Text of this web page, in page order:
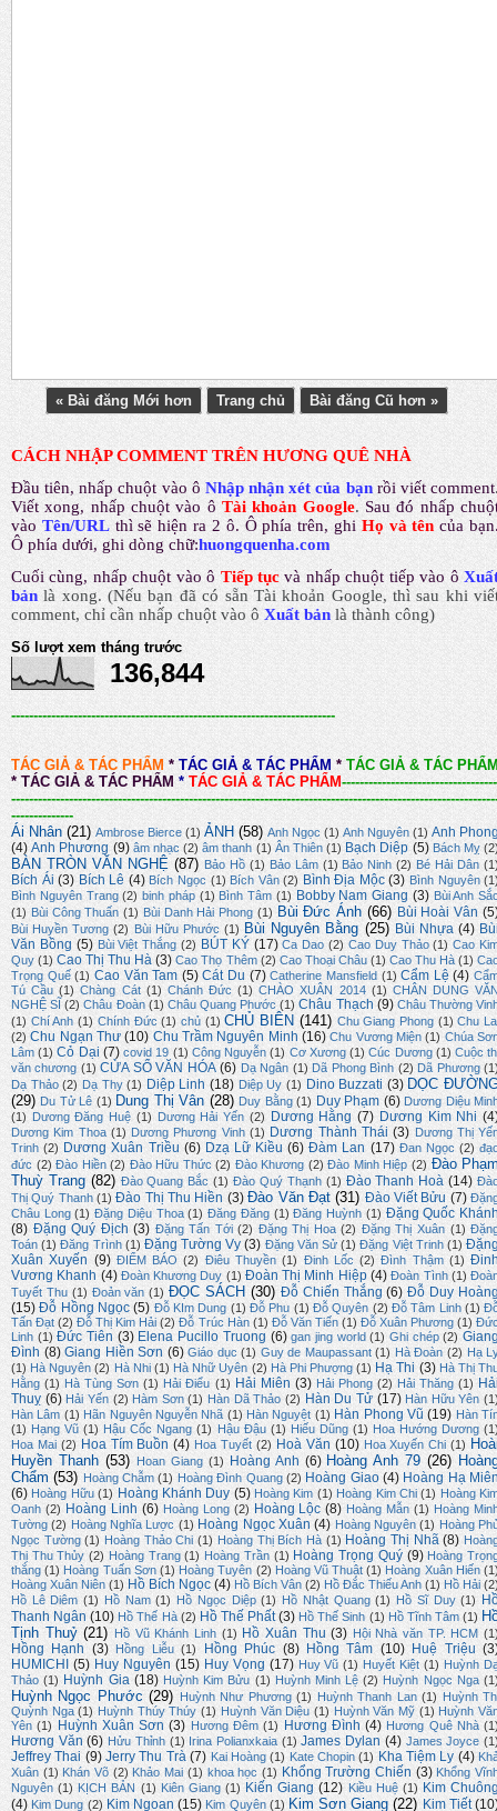
« Bài đăng Mới hơn Trang chủ Bài đăng Cũ hơn »
CÁCH NHẬP COMMENT TRÊN HƯƠNG QUÊ NHÀ
Đầu tiên, nhấp chuột vào ô Nhập nhận xét của bạn rồi viết comment
Viết xong, nhấp chuột vào ô Tài khoản Google. Sau đó nhấp
vào Tên/URL thì sẽ hiện ra 2 ô. Ô phía trên, ghi Họ và tên của
Ô phía dưới, ghi dòng chữ:huongquenha.com
Cuối cùng, nhấp chuột vào ô Tiếp tục và nhấp chuột tiếp vào ô
bản là xong.(Nếu bạn đã có sẵn Tài khoản Google, thì sau khi
comment, chỉ cần nhấp chuột vào ô Xuất bản là thành công)
Số lượt xem tháng trước
136,844
-------------------------------------------------------------------------
TÁC GIẢ & TÁC PHẨM * TÁC GIẢ & TÁC PHẨM * TÁC GIẢ & TÁC
* TÁC GIẢ & TÁC PHẨM * TÁC GIẢ & TÁC PHẨM-----------------------------------
--------------
Ái Nhân (21) Ambrose Bierce (1) ẢNH (58) Anh Ngọc (1) Anh Nguyên (1) Anh
(4) Anh Phương (9) âm nhạc (2) âm thanh (1) Ân Thiên (1) Bạch Diệp (5) Bách Mỵ
BÀN TRÒN VĂN NGHỆ (87) Bảo Hồ (1) Bảo Lâm (1) Bảo Ninh (2) Bé Hải Dân
Bích Ái (3) Bích Lê (4) Bích Ngọc (1) Bích Vân (2) Bình Địa Mộc (3) Bình Nguyên
Bình Nguyên Trang (2) binh pháp (1) Bình Tâm (1) Bobby Nam Giang (3) Bùi Anh
(1) Bùi Công Thuấn (1) Bùi Danh Hải Phong (1) Bùi Đức Ánh (66) Bùi Hoài Vân
Bùi Huyền Tương (2) Bùi Hữu Phước (1) Bùi Nguyên Bằng (25) Bùi Nhựa (4)
Văn Bồng (5) Bùi Việt Thắng (2) BÚT KÝ (17) Ca Dao (2) Cao Duy Thảo (1) Cao
Quy (1) Cao Thị Thu Hà (3) Cao Thọ Thêm (2) Cao Thoại Châu (1) Cao Thu Hà (1)
Trọng Quế (1) Cao Văn Tam (5) Cát Du (7) Catherine Mansfield (1) Cẩm Lệ (4)
Tú Cầu (1) Chàng Cát (1) Chánh Đức (1) CHÀO XUÂN 2014 (1) CHÂN DUNG
NGHỆ SĨ (2) Châu Đoàn (1) Châu Quang Phước (1) Châu Thạch (9) Châu Thường
(1) Chí Anh (1) Chính Đức (1) chủ (1) CHỦ BIÊN (141) Chu Giang Phong (1) Chu
(2) Chu Ngạn Thư (10) Chu Trầm Nguyên Minh (16) Chu Vương Miện (1) Chúa
Lâm (1) Cỏ Dại (7) covid 19 (1) Công Nguyễn (1) Cơ Xương (1) Cúc Dương (1) Cuộc
văn chương (1) CỬA SỔ VĂN HÓA (6) Dạ Ngân (1) Dã Phong Bình (2) Dã Phương
Dạ Thảo (2) Dạ Thy (1) Diệp Linh (18) Diệp Uy (1) Dino Buzzati (3) DỌC
(29) Du Tử Lê (1) Dung Thị Vân (28) Duy Bằng (1) Duy Phạm (6) Dương Diệu
(1)
Dương Đăng Huệ (1) Dương Hải Yến (2) Dương Hằng (7) Dương Kim Nhi
Dương Kim Thoa (1) Dương Phương Vinh (1) Dương Thành Thái (3) Dương Thị
Trinh (2) Dương Xuân Triều (6) Dzạ Lữ Kiều (6) Đàm Lan (17) Đan Ngọc (2)
đức (2) Đào Hiền (2) Đào Hữu Thức (2) Đào Khương (2) Đào Minh Hiệp (2) Đào
Thuỳ Trang (82) Đào Quang Bắc (1) Đào Quý Thạnh (1) Đào Thanh Hoà (14)
Thị Quý Thanh (1) Đào Thị Thu Hiền (3) Đào Văn Đạt (31) Đào Viết Bửu (7)
Châu Long (1) Đặng Diệu Thoa (1) Đăng Đăng (1) Đăng Huỳnh (1) Đặng Quốc
(8) Đặng Quý Địch (3) Đặng Tấn Tới (2) Đặng Thị Hoa (2) Đặng Thị Xuân (1)
Toán (1) Đăng Trình (1) Đặng Tường Vy (3) Đặng Văn Sử (1) Đặng Việt Trinh (1)
Xuân Xuyến (9) ĐIỂM BÁO (2) Điêu Thuyền (1) Đinh Lốc (2) Đình Thậm (1)
Vương Khanh (4) Đoàn Khương Duy (1) Đoàn Thị Minh Hiệp (4) Đoàn Tình (1)
Tuyết Thu (1) Đoản văn (1) ĐỌC SÁCH (30) Đỗ Chiến Thắng (6) Đỗ Duy
(15) Đỗ Hồng Ngọc (5) Đỗ KIm Dung (1) Đỗ Phu (1) Đỗ Quyên (2) Đỗ Tâm Linh (1)
Tấn Đạt (2) Đỗ Thị Kim Hải (2) Đỗ Trúc Hàn (1) Đỗ Văn Tiến (1) Đỗ Xuân Phương (1)
Linh (1) Đức Tiên (3) Elena Pucillo Truong (6) gan jing world (1) Ghi chép (2)
Đình (8) Giang Hiền Sơn (6) Giáo dục (1) Guy de Maupassant (1) Hà Đoàn (2) Hạ
(1) Hà Nguyên (2) Hà Nhi (1) Hà Nhữ Uyên (2) Hà Phi Phượng (1) Hạ Thi (3) Hà Thị
Hằng (1) Hà Tùng Sơn (1) Hải Điểu (1) Hải Miên (3) Hải Phong (2) Hải Thăng (1)
Thuỵ (6) Hải Yến (2) Hàm Sơn (1) Hàn Dã Thảo (2) Hàn Du Tử (17) Hàn Hữu Yên
Hàn Lâm (1) Hãn Nguyên Nguyễn Nhã (1) Hàn Nguyệt (1) Hàn Phong Vũ (19) Hàn
(1) Hạng Vũ (1) Hậu Cốc Ngang (1) Hậu Đậu (1) Hiếu Dũng (1) Hoa Hướng Dương
Hoa Mai (2) Hoa Tím Buồn (4) Hoa Tuyết (2) Hoà Văn (10) Hoa Xuyến Chi (1)
Huyền Thanh (53) Hoan Giang (1) Hoàng Anh (6) Hoàng Anh 79 (26)
Chẩm (53) Hoàng Chẫm (1) Hoàng Đình Quang (2) Hoàng Giao (4) Hoàng Hạ
(6) Hoàng Hữu (1) Hoàng Khánh Duy (5) Hoàng Kim (1) Hoàng Kim Chi (1) Hoàng
Oanh (2) Hoàng Linh (6) Hoàng Long (2) Hoàng Lộc (8) Hoàng Mẫn (1) Hoàng
Tường (2) Hoàng Nghĩa Lược (1) Hoàng Ngọc Xuân (4) Hoàng Nguyên (1) Hoàng
Ngọc Tường (1) Hoàng Thảo Chi (1) Hoàng Thị Bích Hà (1) Hoàng Thị Nhã (8)
Thị Thu Thủy (2) Hoàng Trang (1) Hoàng Trần (1) Hoàng Trọng Quý (9) Hoàng
thắng (1) Hoàng Tuấn Sơn (1) Hoàng Tuyên (2) Hoàng Vũ Thuật (1) Hoàng Xuân Hiến
Hoàng Xuân Niên (1) Hồ Bích Ngọc (4) Hồ Bích Vân (2) Hồ Đắc Thiếu Anh (1) Hồ Hải
Hồ Lê Diêm (1) Hồ Nam (1) Hồ Ngọc Diệp (1) Hồ Nhật Quang (1) Hồ Sĩ Duy (1)
Thanh Ngân (10) Hồ Thế Hà (2) Hồ Thế Phất (3) Hồ Thế Sinh (1) Hồ Tĩnh Tâm (1)
Tịnh Thuỷ (21) Hồ Vũ Khánh Linh (1) Hồ Xuân Thu (3) Hội Nhà văn TP. HCM
Hồng Hạnh (3) Hồng Liễu (1) Hồng Phúc (8) Hồng Tâm (10) Huệ Triệu
HUMICHI
(5) Huy Nguyên (15) Huy Vọng (17) Huy Vũ (1) Huyết Kiệt (1) Huỳnh
Thảo (1) Huỳnh Gia (18) Huỳnh Kim Bửu (1) Huỳnh Minh Lệ (2) Huỳnh Ngọc Nga
Huỳnh Ngọc Phước (29) Huỳnh Như Phương (1) Huỳnh Thanh Lan (1)
Huỳnh
Quỳnh Nga (1) Huỳnh Thúy Thúy (1) Huỳnh Văn Diệu (1) Huỳnh Văn Mỹ (1) Huỳnh
Yên (1) Huỳnh Xuân Sơn (3) Hương Đêm (1) Hương Đình (4) Hương Quê Nhà
Hương Văn (6) Hửu Thỉnh (1) Irina Polianxkaia (1) James Dylan (4) James Joyce
Jeffrey Thai (9) Jerry Thu Trà (7) Kai Hoàng (1) Kate Chopin (1) Kha Tiệm Ly (4)
Xuân (1) Khán Võ (2) Khảo Mai (1) khoa học (1) Khổng Trường Chiến (3) Khổng
Nguyên (1) KỊCH BẢN (1) Kiên Giang (1) Kiến Giang (12) Kiều Huệ (1) Kim
(4) Kim Dung (2) Kim Ngoan (15) Kim Quyên (1) Kim Sơn Giang (22) Kim Tiết